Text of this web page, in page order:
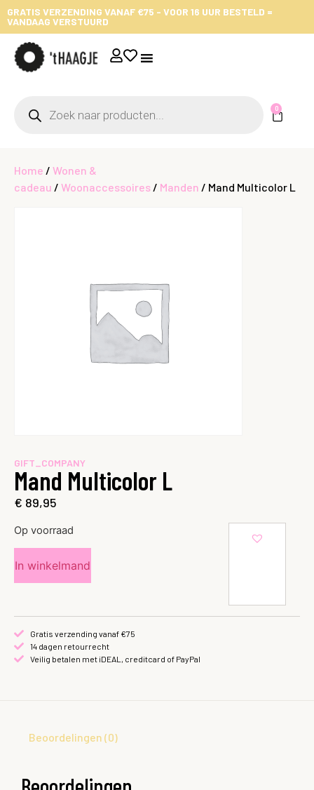
GRATIS VERZENDING VANAF €75 - VOOR 16 UUR BESTELD =
VANDAAG VERSTUURD
0
Home / Wonen &
cadeau / Woonaccessoires / Manden / Mand Multicolor L
GIFT_COMPANY
Mand Multicolor L
€ 89,95
Op voorraad
In winkelmand
Gratis verzending vanaf €75
14 dagen retourrecht
Veilig betalen met iDEAL, creditcard of PayPal
Beoordelingen (0)